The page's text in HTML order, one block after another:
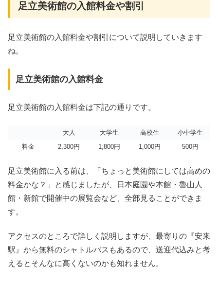
足立美術館の入館料金や割引
足立美術館の入館料金や割引について説明していきます
ね。
足立美術館の入館料金
足立美術館の入館料金は下記の通りです。
大人 大学生 高校生
小中学生
料金
2,300円 1,800円 1,000円 500円
足立美術館に入る前は、「ちょっと美術館にしては高めの
料金かな？」と感じましたが、日本庭園や本館・魯山人
館・新館で開催中の展覧会など、全部見ることができま
す。
アクセスのところで詳しく説明しますが、最寄りの『安来
駅』から無料のシャトルバスもあるので、送迎代込みと考
えるとそんなに高くないのかも知れません。